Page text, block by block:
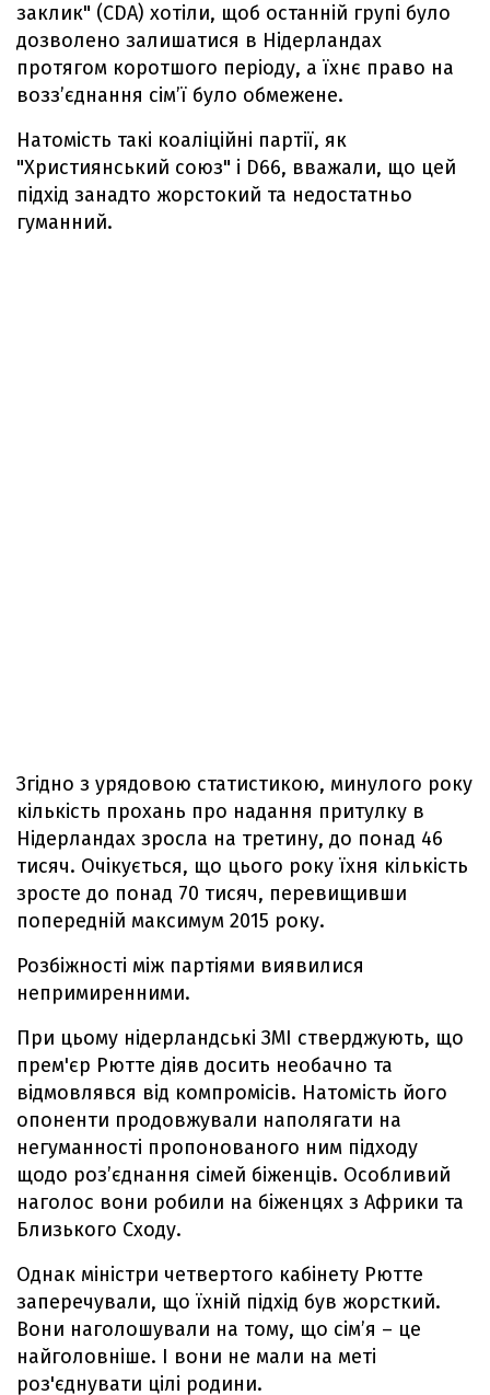
заклик" (CDA) хотіли, щоб останній групі було
дозволено залишатися в Нідерландах
протягом коротшого періоду, а їхнє право на
возз’єднання сім’ї було обмежене.
Натомість такі коаліційні партії, як
"Християнський союз" і D66, вважали, що цей
підхід занадто жорстокий та недостатньо
гуманний.
Згідно з урядовою статистикою, минулого року
кількість прохань про надання притулку в
Нідерландах зросла на третину, до понад 46
тисяч. Очікується, що цього року їхня кількість
зросте до понад 70 тисяч, перевищивши
попередній максимум 2015 року.
Розбіжності між партіями виявилися
непримиренними.
При цьому нідерландські ЗМІ стверджують, що
прем'єр Рютте діяв досить необачно та
відмовлявся від компромісів. Натомість його
опоненти продовжували наполягати на
негуманності пропонованого ним підходу
щодо роз’єднання сімей біженців. Особливий
наголос вони робили на біженцях з Африки та
Близького Сходу.
Однак міністри четвертого кабінету Рютте
заперечували, що їхній підхід був жорсткий.
Вони наголошували на тому, що сім’я – це
найголовніше. І вони не мали на меті
роз'єднувати цілі родини.